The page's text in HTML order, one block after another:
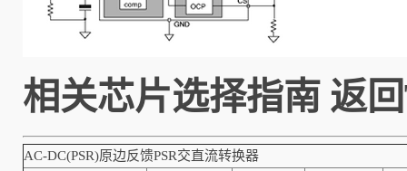
相关芯片选择指南 返
AC-DC(PSR)原边反馈PSR交直流转换器